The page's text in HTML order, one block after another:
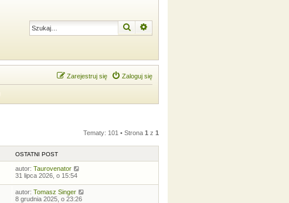
Szukaj
Zaloguj się
Zarejestruj się
Tematy: 101 • Strona 1 z 1
OSTATNI POST
autor: Taurovenator
31 lipca 2026, o 15:54
autor: Tomasz Singer
8 grudnia 2025, o 23:26